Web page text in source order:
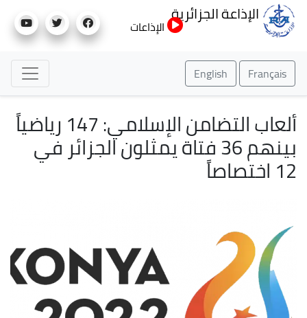
إلى
الإذاعة الجزائرية
الإذاعات
Français
English
ألعاب التضامن الإسلامي: 147 رياضياً
بينهم 36 فتاة يمثلون الجزائر في
12 اختصاصاً